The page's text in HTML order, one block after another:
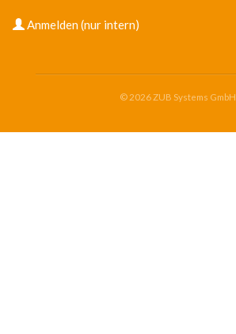
USER
ACCOUNT
Anmelden (nur intern)
© 2026 ZUB Systems GmbH